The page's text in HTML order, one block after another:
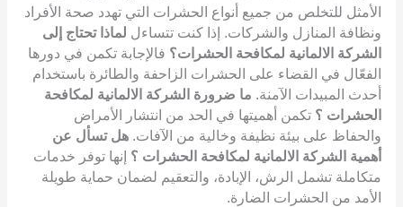
الأمثل للتخلص من جميع أنواع الحشرات التي تهدد صحة الأفراد
ونظافة المنازل والشركات. إذا كنت تتساءل لماذا تحتاج إلى
الشركة الالمانية لمكافحة الحشرات؟ فالإجابة تكمن في دورها
الفعّال في القضاء على الحشرات الزاحفة والطائرة باستخدام
أحدث المبيدات الآمنة. ما ضرورة الشركة الالمانية لمكافحة
الحشرات ؟ تكمن أهميتها في الحد من انتشار الأمراض
والحفاظ على بيئة نظيفة وخالية من الآفات. هل تسأل عن
أهمية الشركة الالمانية لمكافحة الحشرات ؟ إنها توفر خدمات
متكاملة تشمل الرش، الإبادة، والتعقيم لضمان حماية طويلة
الأمد من الحشرات الضارة.